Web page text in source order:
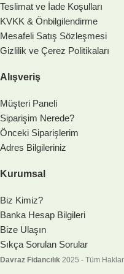
Teslimat ve İade Koşulları
KVKK & Önbilgilendirme
Mesafeli Satış Sözleşmesi
Gizlilik ve Çerez Politikaları
Alışveriş
Müşteri Paneli
Siparişim Nerede?
Önceki Siparişlerim
Adres Bilgileriniz
Kurumsal
Biz Kimiz?
Banka Hesap Bilgileri
Bize Ulaşın
Sıkça Sorulan Sorular
Davraz Fidancılık 2025 - Tüm